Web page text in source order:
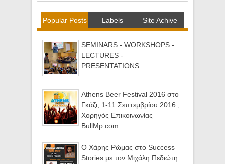
Popular Posts Labels Site Achive
SEMINARS - WORKSHOPS -
LECTURES -
PRESENTATIONS
Athens Beer Festival 2016 στο
Γκάζι, 1-11 Σεπτεμβρίου 2016 ,
Χορηγός Επικοινωνίας
BullMp.com
Ο Χάρης Ρώμας στο Success
Stories με τον Μιχάλη Πεδιώτη